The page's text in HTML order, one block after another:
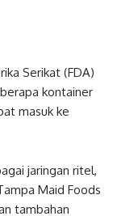
Serikat (FDA)
kontainer
masuk ke
jaringan ritel,
Maid Foods
tambahan